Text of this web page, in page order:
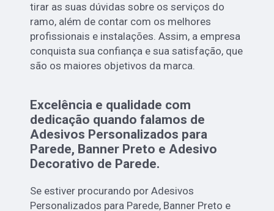
tirar as suas dúvidas sobre os serviços do
ramo, além de contar com os melhores
profissionais e instalações. Assim, a empresa
conquista sua confiança e sua satisfação, que
são os maiores objetivos da marca.
Excelência e qualidade com
dedicação quando falamos de
Adesivos Personalizados para
Parede, Banner Preto e Adesivo
Decorativo de Parede.
Se estiver procurando por Adesivos
Personalizados para Parede, Banner Preto e